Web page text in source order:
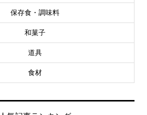
保存食・調味料
和菓子
道具
食材